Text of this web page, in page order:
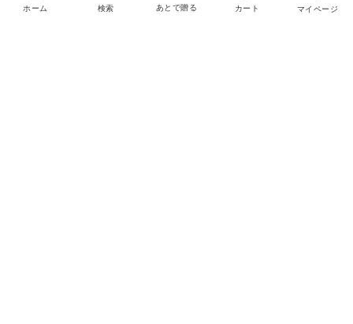
ホーム 検索 あとで贈る カート マイページ